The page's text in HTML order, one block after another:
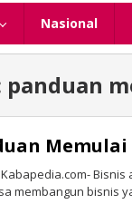
Nasional
panduan
Kabapedia.com-
membangun bisnis